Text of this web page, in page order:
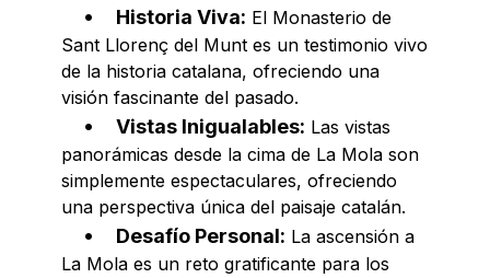
Historia Viva: El Monasterio de
Sant Llorenç del Munt es un testimonio vivo
de la historia catalana, ofreciendo una
visión fascinante del pasado.
Vistas Inigualables: Las vistas
panorámicas desde la cima de La Mola son
simplemente espectaculares, ofreciendo
una perspectiva única del paisaje catalán.
Desafío Personal: La ascensión a
La Mola es un reto gratificante para los